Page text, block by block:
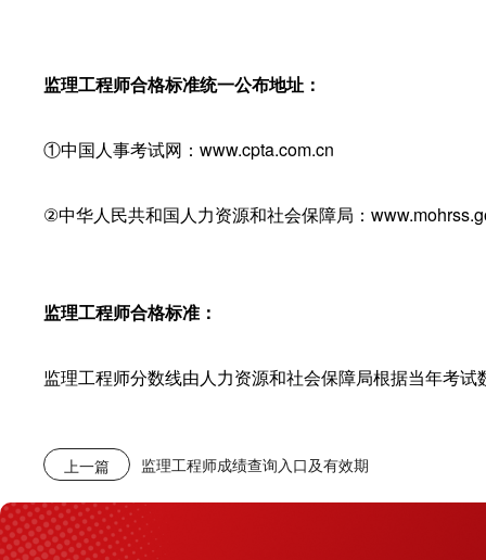
监理工程师合格标准统一公布地址：
①中国人事考试网：www.cpta.com.cn
②中华人民共和国人力资源和社会保障局：
监理工程师合格标准：
监理工程师分数线由人力资源和社会保障局根据当年考
上一篇 监理工程师成绩查询入口及有效期